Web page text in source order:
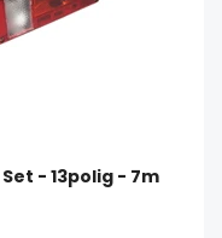
- 13polig - 7m